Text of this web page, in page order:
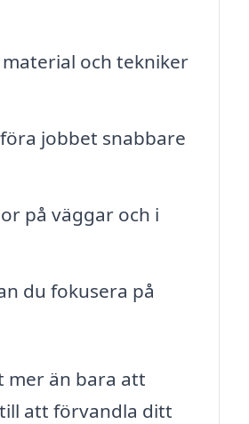
och tekniker
jobbet snabbare
på väggar och i
du fokusera på
mer än bara att
att förvandla ditt